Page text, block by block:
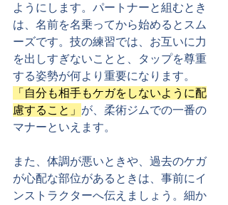
ようにします。パートナーと組むとき
は、名前を名乗ってから始めるとスム
ーズです。技の練習では、お互いに力
を出しすぎないことと、タップを尊重
する姿勢が何より重要になります。
「自分も相手もケガをしないように配
慮すること」 が、柔術ジムでの一番の
マナーといえます。
また、体調が悪いときや、過去のケガ
が心配な部位があるときは、事前にイ
ンストラクターへ伝えましょう。細か